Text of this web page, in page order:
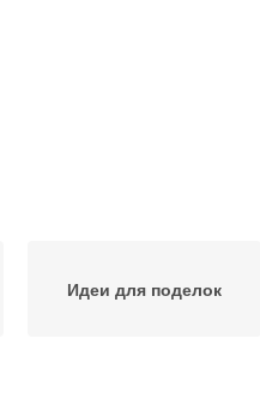
Идеи для поделок